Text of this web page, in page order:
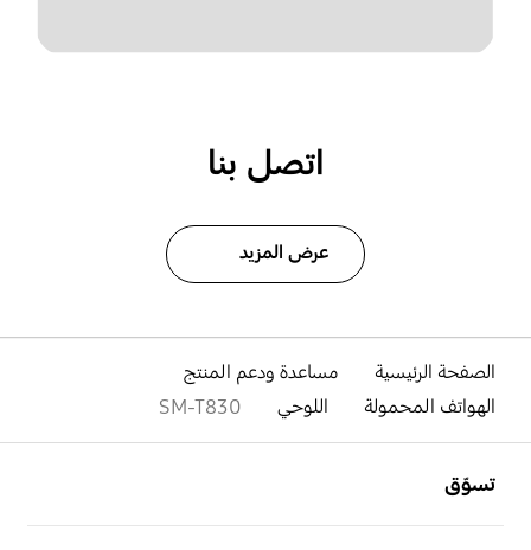
اتصل بنا
عرض المزيد
الصفحة الرئيسية
مساعدة ودعم المنتج
الهواتف المحمولة
اللوحي SM-T830
تسوّق